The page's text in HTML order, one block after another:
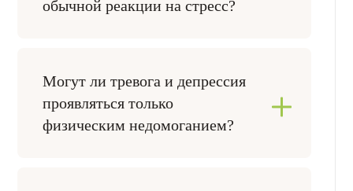
обычной реакции на стресс?
мере восстановления. При расстройстве
симптомы сохраняются, повторяются и
заметно влияют на сон, работу, общение и
повседневные дела. Для смешанного
Могут ли тревога и депрессия
проявляться только
физическим недомоганием?